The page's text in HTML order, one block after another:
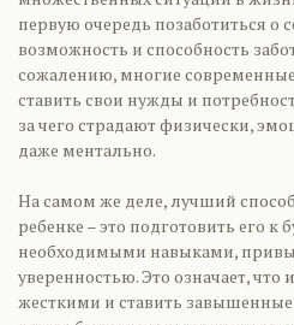
первую очередь позаботиться о
возможность и способность
сожалению, многие
ставить свои нужды и
за чего страдают физически,
даже ментально.
На самом же деле, лучший
ребенке – это подготовить его
необходимыми навыками,
уверенностью. Это означает,
жесткими и ставить